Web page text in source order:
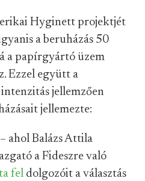
Hyginett projektjét
a beruházás 50
a papírgyártó üzem
Ezzel együtt a
jellemzően
jellemezte:
ahol Balázs Attila
a Fideszre való
fel dolgozóit a választás